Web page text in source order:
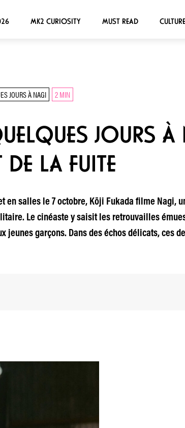
MK2 CURIOSITY MUST READ CULTURE
JOURS À NAGI 2 MIN
JOURS À
DE LA FUITE
en salles le 7 octobre, Kōji Fukada filme Nagi,
Le cinéaste y saisit les retrouvailles
jeunes garçons. Dans des échos délicats, ces